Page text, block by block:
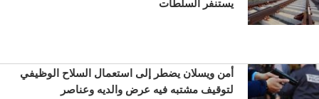
أمن ويسلان يضطر إلى استعمال السلاح الوظيفي
لتوقيف مشتبه فيه عرض والديه وعناصر